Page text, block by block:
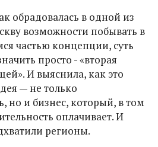
обрадовалась в одной из
возможности побывать в
частью концепции, суть
просто - «вторая
И выяснила, как это
— не только
но и бизнес, который, в том
оплачивает. И
регионы.